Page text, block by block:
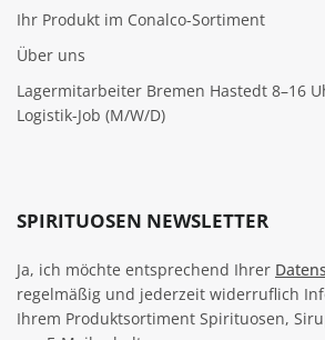
Ihr Produkt im Conalco-Sortiment
Über uns
Lagermitarbeiter Bremen Hastedt 8–16
Logistik-Job (M/W/D)
SPIRITUOSEN NEWSLETTER
Ja, ich möchte entsprechend Ihrer
regelmäßig und jederzeit widerruflich
Ihrem Produktsortiment Spirituosen,